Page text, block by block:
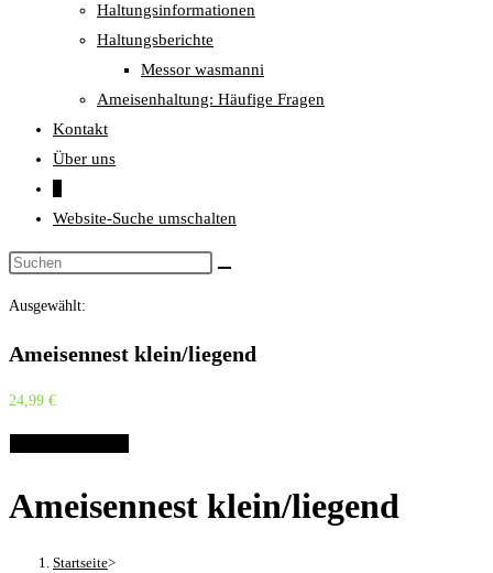
Haltungsinformationen
Haltungsberichte
Messor wasmanni
Ameisenhaltung: Häufige Fragen
Kontakt
Über uns
Website-Suche umschalten
Ausgewählt:
Ameisennest klein/liegend
24,99 €
Ameisennest klein/liegend
Startseite>